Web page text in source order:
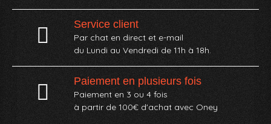
Service client
Par chat en direct et e-mail
du Lundi au Vendredi de 11h à 18h.
Paiement en plusieurs fois
Paiement en 3 ou 4 fois
à partir de 100€ d'achat avec Oney​